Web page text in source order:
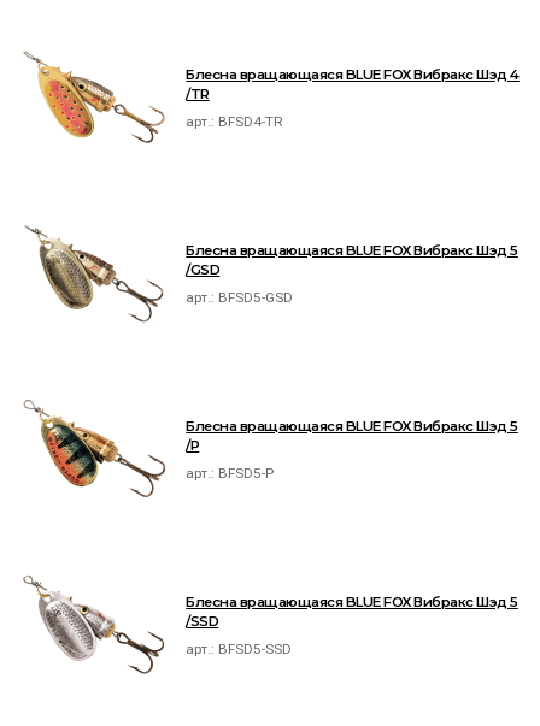
Блесна вращающаяся BLUE FOX Вибракс Шэд 4
/TR
арт.: BFSD4-TR
Блесна вращающаяся BLUE FOX Вибракс Шэд 5
/GSD
арт.: BFSD5-GSD
Блесна вращающаяся BLUE FOX Вибракс Шэд 5
/P
арт.: BFSD5-P
Блесна вращающаяся BLUE FOX Вибракс Шэд 5
/SSD
арт.: BFSD5-SSD